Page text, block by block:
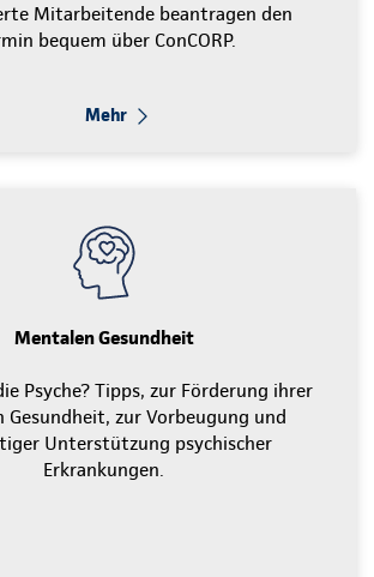
Mitarbeitende beantragen den
bequem über ConCORP.
Mehr
Mentalen Gesundheit
Psyche? Tipps, zur Förderung ihrer
Gesundheit, zur Vorbeugung und
Unterstützung psychischer
Erkrankungen.